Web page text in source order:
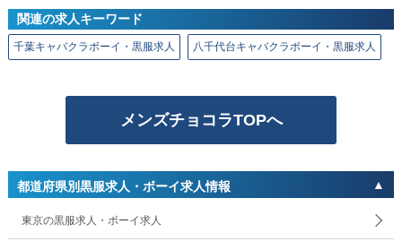
関連の求人キーワード
千葉キャバクラボーイ・黒服求人 八千代台キャバクラボーイ・黒服求人
メンズチョコラTOPへ
都道府県別黒服求人・ボーイ求人情報
東京の黒服求人・ボーイ求人